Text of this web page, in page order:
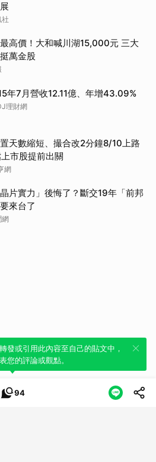
高價！大和喊川湖15,000元 三大
萬金股
年7月營收12.11億、年增43.09%
理財網
天數縮短、撮合改2分鐘8/10上路
市股提前出關
網
片實力」後悔了？斷交19年「前邦
來台了
網
一鍵引用此內容，透過發布貼
達個人立場。
94
發或引用此內容至自己的貼文中，
您的評論或觀點。